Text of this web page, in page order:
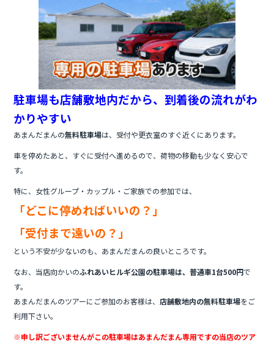
b
o
o
k
駐車場も店舗敷地内だから、到着後の流れがわ
かりやすい
あまんだまんの無料駐車場は、受付や更衣室のすぐ近くにあります。
車を停めたあと、すぐに受付へ進めるので、荷物の移動も少なく安心で
す。
特に、女性グループ・カップル・ご家族での参加では、
「どこに停めればいいの？」
「受付まで遠いの？」
という不安が少ないのも、あまんだまんの良いところです。
なお、当店向かいのふれあいヒルギ公園の駐車場は、普通車1台500円で
す。
あまんだまんのツアーにご参加のお客様は、店舗敷地内の無料駐車場をご
利用下さい。
※申し訳ございませんがこの駐車場はあまんだまん専用ですの当店のツア